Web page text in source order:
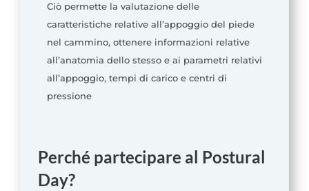
Ciò permette la valutazione delle
caratteristiche relative all’appoggio del piede
nel cammino, ottenere informazioni relative
all’anatomia dello stesso e ai parametri relativi
all’appoggio, tempi di carico e centri di
pressione
Perché partecipare al Postural
Day?